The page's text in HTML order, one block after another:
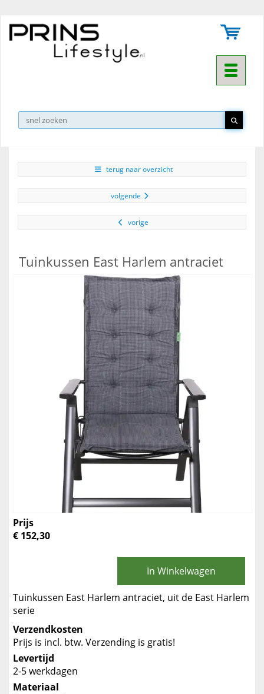
Toggle
▼
terug naar overzicht
volgende
vorige
Tuinkussen East Harlem antraciet
Prijs
€ 152,30
In Winkelwagen
Tuinkussen East Harlem antraciet, uit de East Harlem
serie
Verzendkosten
Prijs is incl. btw. Verzending is gratis!
Levertijd
2-5 werkdagen
Materiaal